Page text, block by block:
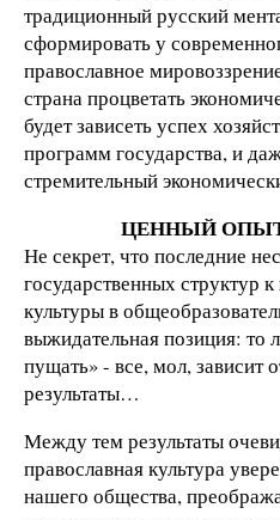
традиционный русский
сформировать у
православное
страна процветать
будет зависеть успех
программ государства, и
стремительный
ЦЕННЫЙ
Не секрет, что последние
государственных структур
культуры в
выжидательная позиция: то
пущать» - все, мол, зависит
результаты…
Между тем результаты
православная культура
нашего общества,